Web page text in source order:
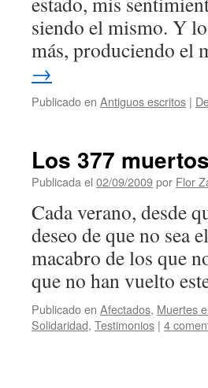
siendo el mismo. Y
más, produciendo
→
Publicado en Antiguos escritos |
Los 377
Publicada el 02/09/2009por Flor
Cada verano, desde
deseo de que no sea
macabro de los que
que no han vuelto
Publicado en Afectados, Muertes
Solidaridad, Testimonios | 4